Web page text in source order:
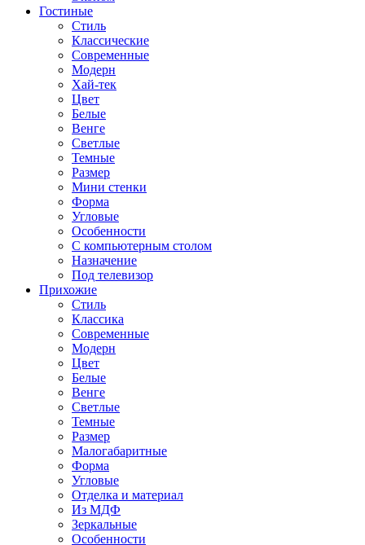
Гостиные
Стиль
Классические
Современные
Модерн
Хай-тек
Цвет
Белые
Венге
Светлые
Темные
Размер
Мини стенки
Форма
Угловые
Особенности
С компьютерным столом
Назначение
Под телевизор
Прихожие
Стиль
Классика
Современные
Модерн
Цвет
Белые
Венге
Светлые
Темные
Размер
Малогабаритные
Форма
Угловые
Отделка и материал
Из МДФ
Зеркальные
Особенности